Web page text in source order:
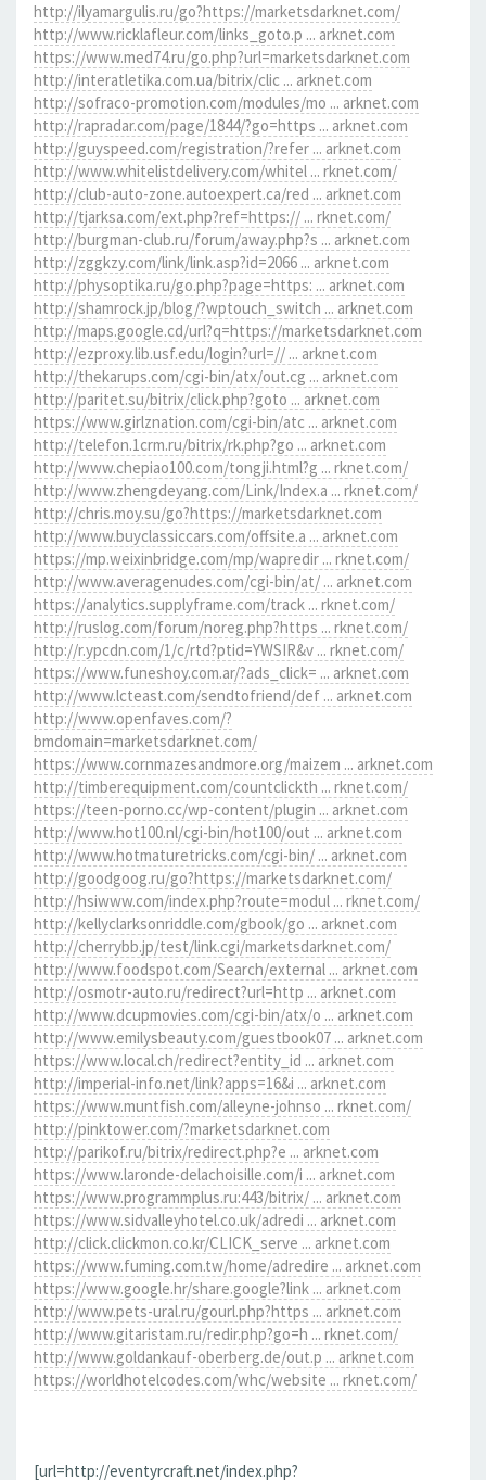
http://ilyamargulis.ru/go?https://marketsdarknet.com/
http://www.ricklafleur.com/links_goto.p ... arknet.com
https://www.med74.ru/go.php?url=marketsdarknet.com
http://interatletika.com.ua/bitrix/clic ... arknet.com
http://sofraco-promotion.com/modules/mo ... arknet.com
http://rapradar.com/page/1844/?go=https ... arknet.com
http://guyspeed.com/registration/?refer ... arknet.com
http://www.whitelistdelivery.com/whitel ... rknet.com/
http://club-auto-zone.autoexpert.ca/red ... arknet.com
http://tjarksa.com/ext.php?ref=https:// ... rknet.com/
http://burgman-club.ru/forum/away.php?s ... arknet.com
http://zggkzy.com/link/link.asp?id=2066 ... arknet.com
http://physoptika.ru/go.php?page=https: ... arknet.com
http://shamrock.jp/blog/?wptouch_switch ... arknet.com
http://maps.google.cd/url?q=https://marketsdarknet.com
http://ezproxy.lib.usf.edu/login?url=// ... arknet.com
http://thekarups.com/cgi-bin/atx/out.cg ... arknet.com
http://paritet.su/bitrix/click.php?goto ... arknet.com
https://www.girlznation.com/cgi-bin/atc ... arknet.com
http://telefon.1crm.ru/bitrix/rk.php?go ... arknet.com
http://www.chepiao100.com/tongji.html?g ... rknet.com/
http://www.zhengdeyang.com/Link/Index.a ... rknet.com/
http://chris.moy.su/go?https://marketsdarknet.com
http://www.buyclassiccars.com/offsite.a ... arknet.com
https://mp.weixinbridge.com/mp/wapredir ... rknet.com/
http://www.averagenudes.com/cgi-bin/at/ ... arknet.com
https://analytics.supplyframe.com/track ... rknet.com/
http://ruslog.com/forum/noreg.php?https ... rknet.com/
http://r.ypcdn.com/1/c/rtd?ptid=YWSIR&v ... rknet.com/
https://www.funeshoy.com.ar/?ads_click= ... arknet.com
http://www.lcteast.com/sendtofriend/def ... arknet.com
http://www.openfaves.com/?
bmdomain=marketsdarknet.com/
https://www.cornmazesandmore.org/maizem ... arknet.com
http://timberequipment.com/countclickth ... rknet.com/
https://teen-porno.cc/wp-content/plugin ... arknet.com
http://www.hot100.nl/cgi-bin/hot100/out ... arknet.com
http://www.hotmaturetricks.com/cgi-bin/ ... arknet.com
http://goodgoog.ru/go?https://marketsdarknet.com/
http://hsiwww.com/index.php?route=modul ... rknet.com/
http://kellyclarksonriddle.com/gbook/go ... arknet.com
http://cherrybb.jp/test/link.cgi/marketsdarknet.com/
http://www.foodspot.com/Search/external ... arknet.com
http://osmotr-auto.ru/redirect?url=http ... arknet.com
http://www.dcupmovies.com/cgi-bin/atx/o ... arknet.com
http://www.emilysbeauty.com/guestbook07 ... arknet.com
https://www.local.ch/redirect?entity_id ... arknet.com
http://imperial-info.net/link?apps=16&i ... arknet.com
https://www.muntfish.com/alleyne-johnso ... rknet.com/
http://pinktower.com/?marketsdarknet.com
http://parikof.ru/bitrix/redirect.php?e ... arknet.com
https://www.laronde-delachoisille.com/i ... arknet.com
https://www.programmplus.ru:443/bitrix/ ... arknet.com
https://www.sidvalleyhotel.co.uk/adredi ... arknet.com
http://click.clickmon.co.kr/CLICK_serve ... arknet.com
https://www.fuming.com.tw/home/adredire ... arknet.com
https://www.google.hr/share.google?link ... arknet.com
http://www.pets-ural.ru/gourl.php?https ... arknet.com
http://www.gitaristam.ru/redir.php?go=h ... rknet.com/
http://www.goldankauf-oberberg.de/out.p ... arknet.com
https://worldhotelcodes.com/whc/website ... rknet.com/
[url=http://eventyrcraft.net/index.php?